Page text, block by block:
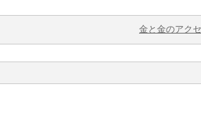
金と金のアク